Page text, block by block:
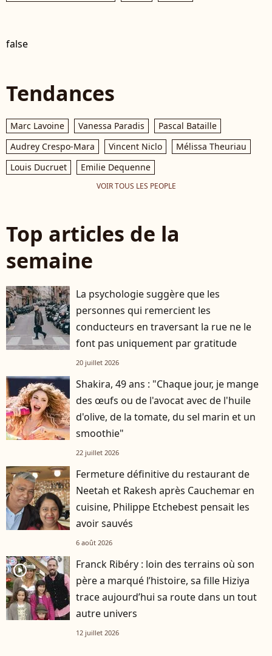
false
Tendances
Marc Lavoine Vanessa Paradis
Pascal Bataille
Audrey Crespo-Mara
Vincent Niclo
Mélissa Theuriau
Louis Ducruet
Emilie Dequenne
VOIR TOUS LES PEOPLE
Top articles de la
semaine
La psychologie suggère que les
personnes qui remercient les
conducteurs en traversant la rue ne le
font pas uniquement par gratitude
20 juillet 2026
Shakira, 49 ans : "Chaque jour, je mange
des œufs ou de l'avocat avec de l'huile
d'olive, de la tomate, du sel marin et un
smoothie"
22 juillet 2026
Fermeture définitive du restaurant de
Neetah et Rakesh après Cauchemar en
cuisine, Philippe Etchebest pensait les
avoir sauvés
6 août 2026
player2
Franck Ribéry : loin des terrains où son
père a marqué l’histoire, sa fille Hiziya
trace aujourd’hui sa route dans un tout
autre univers
12 juillet 2026